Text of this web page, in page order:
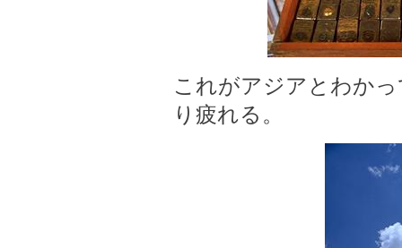
これがアジアとわか
り疲れる。